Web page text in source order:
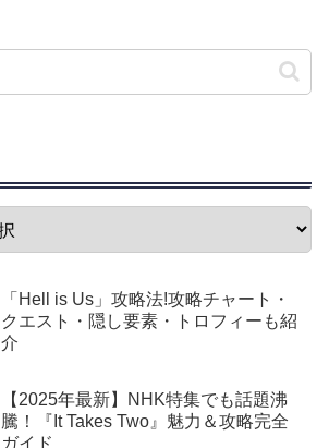
「Hell is Us」攻略法!攻略チャート・
クエスト・隠し要素・トロフィーも紹
介
【2025年最新】NHK特集でも話題沸
騰！『It Takes Two』魅力＆攻略完全
ガイド